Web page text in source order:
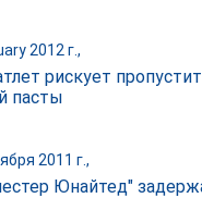
2012 г.,
рискует
пасты
2011 г.,
Юнайтед"